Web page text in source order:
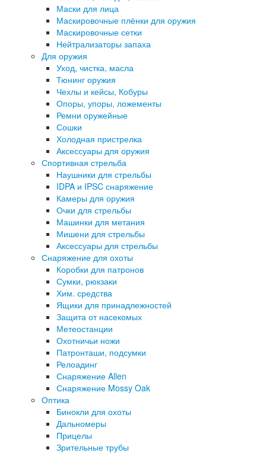
Маски для лица
Маскировочные плёнки для оружия
Маскировочные сетки
Нейтрализаторы запаха
Для оружия
Уход, чистка, масла
Тюнинг оружия
Чехлы и кейсы, Кобуры
Опоры, упоры, ложементы
Ремни оружейные
Сошки
Холодная пристрелка
Аксессуары для оружия
Спортивная стрельба
Наушники для стрельбы
IDPA и IPSC снаряжение
Камеры для оружия
Очки для стрельбы
Машинки для метания
Мишени для стрельбы
Аксессуары для стрельбы
Снаряжение для охоты
Коробки для патронов
Сумки, рюкзаки
Хим. средства
Ящики для принадлежностей
Защита от насекомых
Метеостанции
Охотничьи ножи
Патронташи, подсумки
Релоадинг
Снаряжение Allen
Снаряжение Mossy Oak
Оптика
Бинокли для охоты
Дальномеры
Прицелы
Зрительные трубы